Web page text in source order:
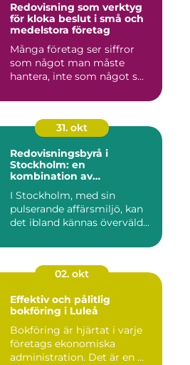
Redovisning som verktyg
för kloka beslut i små och
medelstora företag
Många företag ser siffror
som något man måste
hantera, inte som något s...
31. okt
Redovisningsbyrå i
Stockholm: en
kombination av
personlig service
I Stockholm, med sin
pulserande affärsmiljö, kan
det ibland kännas överväld...
02. okt
Effektiv och pålitlig
bokföring i Luleå
Bokföring är hjärtat i varje
företags ekonomiska
administration. Det är en ...